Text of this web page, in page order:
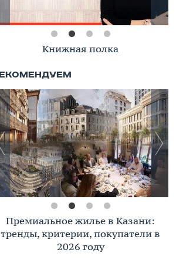
Книжная полка
Премиальное жилье в Казани:
тренды, критерии, покупатели в
2026 году